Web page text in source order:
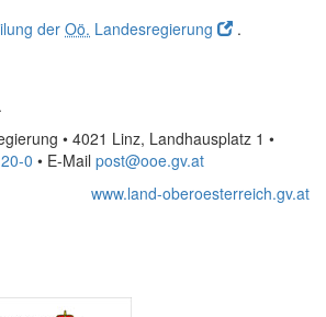
der Oö. Landesregierung
.
.
• 4021 Linz, Landhausplatz 1 •
0 • E-Mail post@ooe.gv.at
www.land-oberoesterreich.gv.at